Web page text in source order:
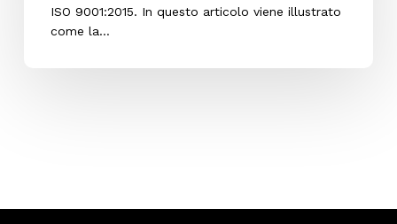
ISO 9001:2015. In questo articolo viene illustrato
come la…